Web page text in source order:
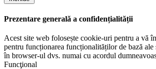
Prezentare generală a confidențialității
Acest site web folosește cookie-uri pentru a vă
pentru funcționarea funcționalităților de bază
în browser-ul dvs. numai cu acordul
Funcţional